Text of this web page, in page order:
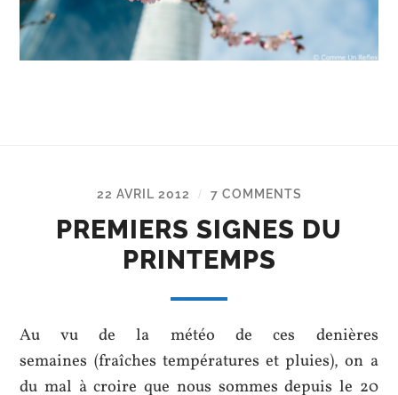
22 AVRIL 2012 / 7 COMMENTS
PREMIERS SIGNES DU
PRINTEMPS
Au vu de la météo de ces denières
semaines (fraîches températures et pluies), on a
du mal à croire que nous sommes depuis le 20